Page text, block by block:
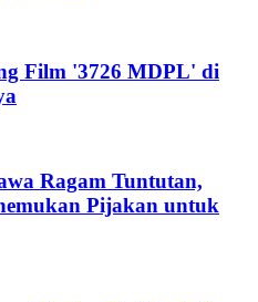
Film '3726 MDPL' di
Ragam Tuntutan,
Pijakan untuk